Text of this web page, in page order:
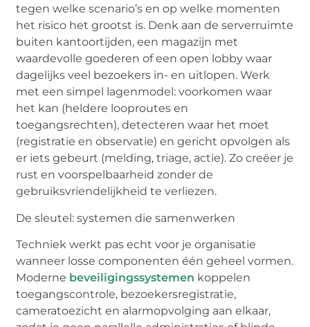
tegen welke scenario’s en op welke momenten
het risico het grootst is. Denk aan de serverruimte
buiten kantoortijden, een magazijn met
waardevolle goederen of een open lobby waar
dagelijks veel bezoekers in- en uitlopen. Werk
met een simpel lagenmodel: voorkomen waar
het kan (heldere looproutes en
toegangsrechten), detecteren waar het moet
(registratie en observatie) en gericht opvolgen als
er iets gebeurt (melding, triage, actie). Zo creëer je
rust en voorspelbaarheid zonder de
gebruiksvriendelijkheid te verliezen.
De sleutel: systemen die samenwerken
Techniek werkt pas echt voor je organisatie
wanneer losse componenten één geheel vormen.
Moderne beveiligingssystemen koppelen
toegangscontrole, bezoekersregistratie,
cameratoezicht en alarmopvolging aan elkaar,